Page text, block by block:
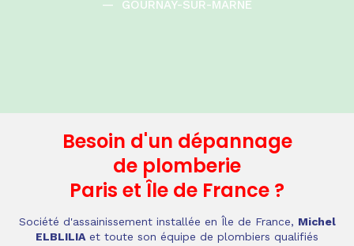
—
GOURNAY-SUR-MARNE
Besoin d'un dépannage
de plomberie
Paris et Île de France ?
Société d'assainissement installée en Île de France, Michel
ELBLILIA et toute son équipe de plombiers qualifiés